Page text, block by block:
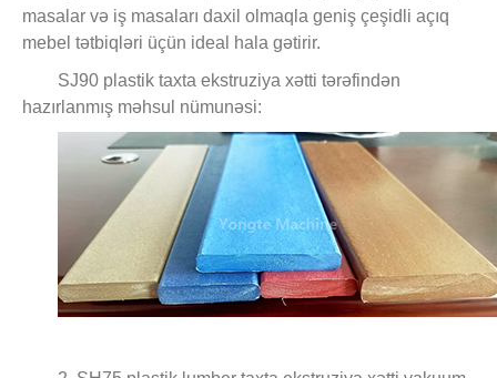
masalar və iş masaları daxil olmaqla geniş çeşidli açıq
mebel tətbiqləri üçün ideal hala gətirir.
SJ90 plastik taxta ekstruziya xətti tərəfindən
hazırlanmış məhsul nümunəsi: